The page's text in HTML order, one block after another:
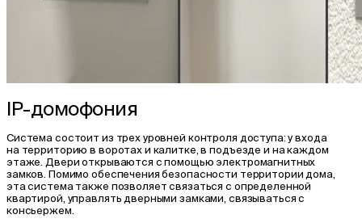
IP-домофония
Система состоит из трех уровней контроля доступа: у входа
на территорию в воротах и калитке, в подъезде и на каждом
этаже. Двери открываются с помощью электромагнитных
замков. Помимо обеспечения безопасности территории дома,
эта система также позволяет связаться с определенной
квартирой, управлять дверными замками, связываться с
консьержем.